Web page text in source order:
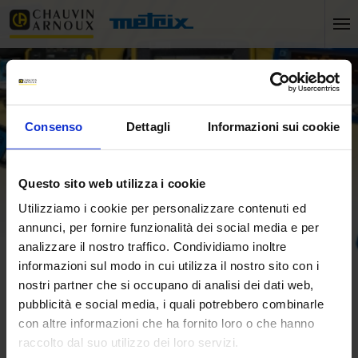
Consenso Dettagli Informazioni sui cookie
Questo sito web utilizza i cookie
Utilizziamo i cookie per personalizzare contenuti ed
annunci, per fornire funzionalità dei social media e per
analizzare il nostro traffico. Condividiamo inoltre
informazioni sul modo in cui utilizza il nostro sito con i
nostri partner che si occupano di analisi dei dati web,
pubblicità e social media, i quali potrebbero combinarle
con altre informazioni che ha fornito loro o che hanno
raccolto dal suo utilizzo dei loro servizi.
Home
Mesure d'isolement sur